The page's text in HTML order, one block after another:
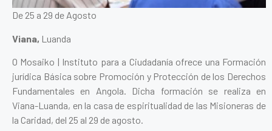
De 25 a 29 de Agosto
Viana, Luanda
O Mosaiko | Instituto para a Ciudadanía ofrece una Formación
jurídica Básica sobre Promoción y Protección de los Derechos
Fundamentales en Angola. Dicha formación se realiza en
Viana-Luanda, en la casa de espiritualidad de las Misioneras de
la Caridad, del 25 al 29 de agosto.